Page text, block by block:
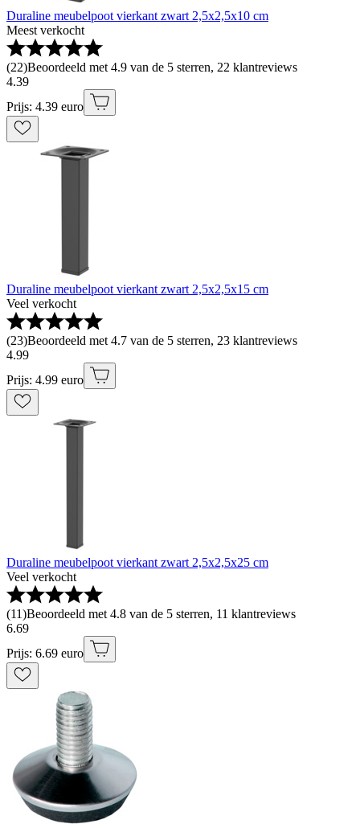
Duraline meubelpoot vierkant zwart 2,5x2,5x10 cm
Meest verkocht
(22)Beoordeeld met 4.9 van de 5 sterren, 22 klantreviews
4.39
Prijs: 4.39 euro
Duraline meubelpoot vierkant zwart 2,5x2,5x15 cm
Veel verkocht
(23)Beoordeeld met 4.7 van de 5 sterren, 23 klantreviews
4.99
Prijs: 4.99 euro
Duraline meubelpoot vierkant zwart 2,5x2,5x25 cm
Veel verkocht
(11)Beoordeeld met 4.8 van de 5 sterren, 11 klantreviews
6.69
Prijs: 6.69 euro